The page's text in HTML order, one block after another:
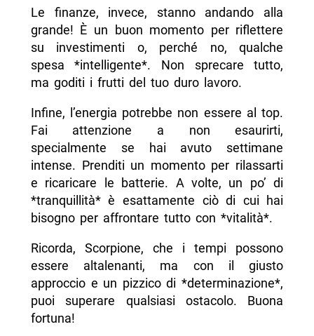
Le finanze, invece, stanno andando alla
grande! È un buon momento per riflettere
su investimenti o, perché no, qualche
spesa *intelligente*. Non sprecare tutto,
ma goditi i frutti del tuo duro lavoro.
Infine, l’energia potrebbe non essere al top.
Fai attenzione a non esaurirti,
specialmente se hai avuto settimane
intense. Prenditi un momento per rilassarti
e ricaricare le batterie. A volte, un po’ di
*tranquillità* è esattamente ciò di cui hai
bisogno per affrontare tutto con *vitalità*.
Ricorda, Scorpione, che i tempi possono
essere altalenanti, ma con il giusto
approccio e un pizzico di *determinazione*,
puoi superare qualsiasi ostacolo. Buona
fortuna!